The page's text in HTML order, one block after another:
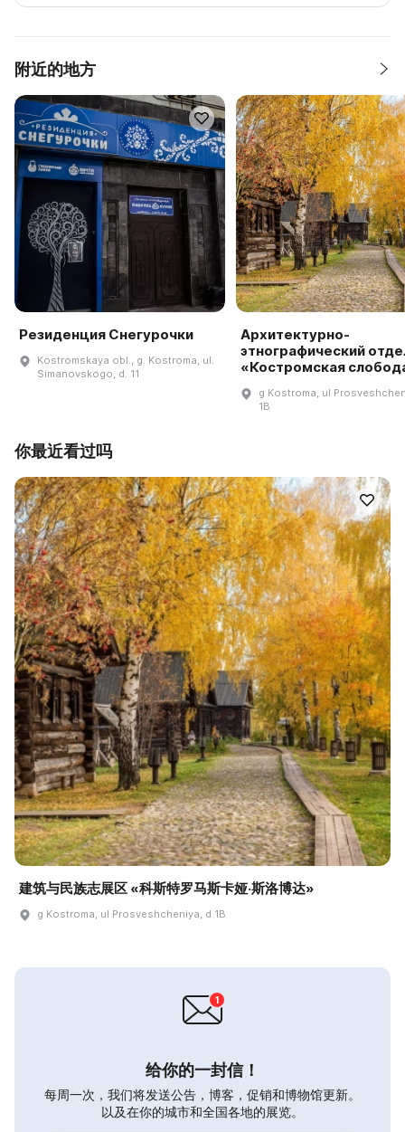
附近的地方
Резиденция Снегурочки
Kostromskaya obl., g. Kostroma, ul.
Simanovskogo, d. 11
Архитектурно-
этнографический
«Костромская
g Kostroma, ul
1B
你最近看过吗
建筑与民族志展区 «科斯特罗马斯卡娅·斯洛博达»
g Kostroma, ul Prosveshcheniya, d 1B
给你的一封信！
每周一次，我们将发送公告，博客，促销和博物馆更新。
以及在你的城市和全国各地的展览。